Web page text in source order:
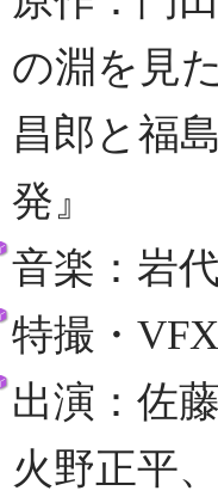
の淵を見
昌郎と福
発』
音楽：岩
特撮・
出演：佐
火野正平